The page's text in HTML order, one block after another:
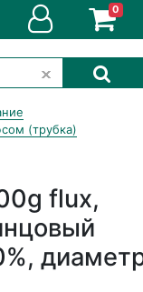
0
(трубка)
flux,